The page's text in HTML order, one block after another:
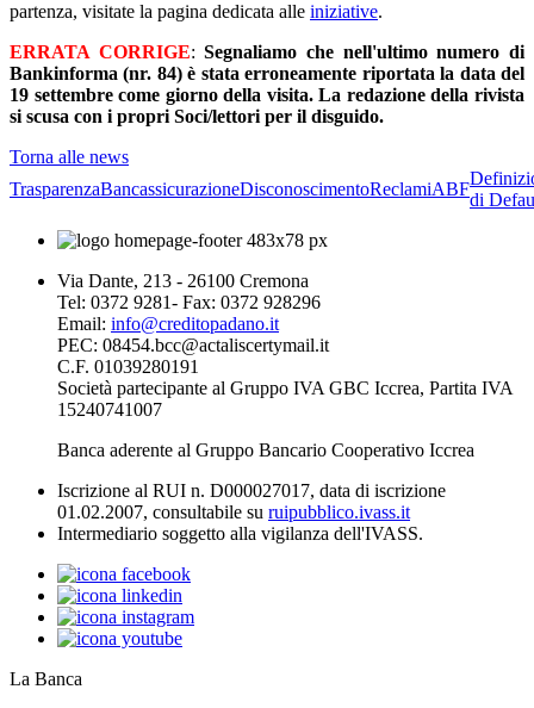
partenza, visitate la pagina dedicata alle iniziative.
ERRATA CORRIGE:Segnaliamo che nell'ultimo numero di
Bankinforma (nr. 84) è stata erroneamente riportata la data del
19 settembre come giorno della visita. La redazione della rivista
si scusa con i propri Soci/lettori per il disguido.
Torna alle news
TrasparenzaBancassicurazioneDisconoscimentoReclamiABF
di
Via Dante, 213 - 26100 Cremona
Tel: 0372 9281- Fax: 0372 928296
Email: info@creditopadano.it
PEC: 08454.bcc@actaliscertymail.it
C.F. 01039280191
Società partecipante al Gruppo IVA GBC Iccrea, Partita IVA
15240741007
Banca aderente al Gruppo Bancario Cooperativo Iccrea
Iscrizione al RUI n. D000027017, data di iscrizione
01.02.2007, consultabile su ruipubblico.ivass.it
Intermediario soggetto alla vigilanza dell'IVASS.
La Banca